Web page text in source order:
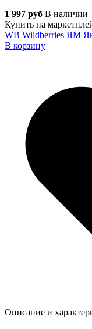
1 997 руб В наличии
Купить на
WB Wildberries ЯМ
В корзину
Описание и